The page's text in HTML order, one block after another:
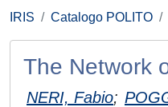
IRIS Catalogo POLITO
The Network
NERI, Fabio;